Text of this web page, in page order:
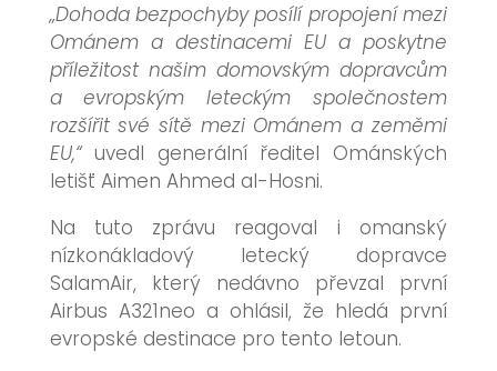
„Dohoda bezpochyby posílí propojení mezi
Ománem a destinacemi EU a poskytne
příležitost našim domovským dopravcům
a evropským leteckým společnostem
rozšířit své sítě mezi Ománem a zeměmi
EU,“uvedl generální ředitel Ománských
letišť Aimen Ahmed al-Hosni.
Na tuto zprávu reagoval i omanský
nízkonákladový letecký dopravce
SalamAir, který nedávno převzal první
Airbus A321neo a ohlásil, že hledá první
evropské destinace pro tento letoun.